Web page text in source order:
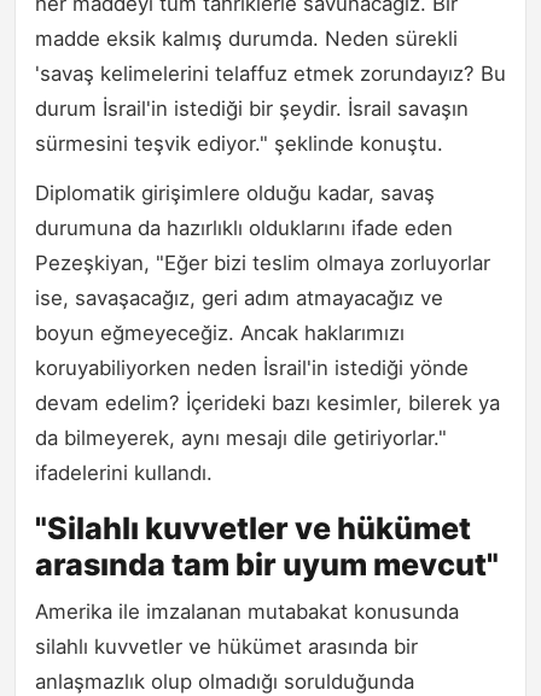
madde eksik kalmış durumda. Neden sürekli
'savaş kelimelerini telaffuz etmek zorundayız? Bu
durum İsrail'in istediği bir şeydir. İsrail savaşın
sürmesini teşvik ediyor." şeklinde konuştu.
Diplomatik girişimlere olduğu kadar, savaş
durumuna da hazırlıklı olduklarını ifade eden
Pezeşkiyan, "Eğer bizi teslim olmaya zorluyorlar
ise, savaşacağız, geri adım atmayacağız ve
boyun eğmeyeceğiz. Ancak haklarımızı
koruyabiliyorken neden İsrail'in istediği yönde
devam edelim? İçerideki bazı kesimler, bilerek ya
da bilmeyerek, aynı mesajı dile getiriyorlar."
ifadelerini kullandı.
"Silahlı kuvvetler ve hükümet
arasında tam bir uyum mevcut"
Amerika ile imzalanan mutabakat konusunda
silahlı kuvvetler ve hükümet arasında bir
anlaşmazlık olup olmadığı sorulduğunda